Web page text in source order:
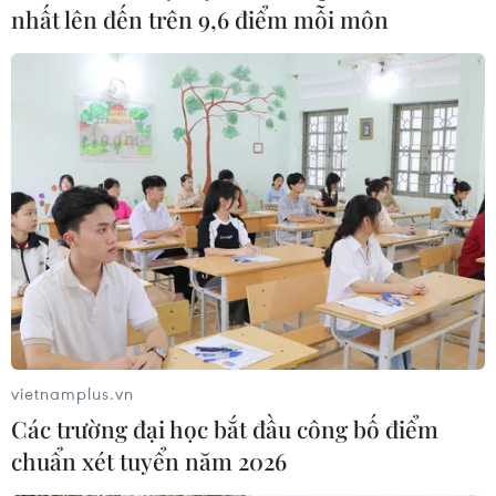
có thể đảm bảo được cho một năm mà lạm phát
tăng cao như thế này. Năm sau mới bắt đầu cải
cách tiền lương cho 10 năm sắp tới và vấn đề
này sẽ được thảo luận một cách chi tiết, sẽ đưa
ra những vấn đề cụ thể hơn.
Quy định một mức lương cứng cho từng khu vực
liệu có ổn không khi mà trượt giá, lạm phát tăng
cao?
Bà Trương Thị Mai:Trước mắt tình hình kinh
tế của chúng ta vẫn chưa đạt được sự ổn định
sống còn đang tương đối chênh lệch. Trong
tương lai, phát triển kinh tế của các vùng sẽ có
sự dịch chuyển ở mức độ nhất định, nhưng
nhất lên đến trên 9,6 điểm mỗi môn
vietnamplus.vn
Các trường đại học bắt đầu công bố điểm
chuẩn xét tuyển năm 2026